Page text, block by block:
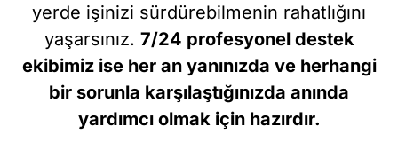
yerde işinizi sürdürebilmenin rahatlığını
yaşarsınız. 7/24 profesyonel destek
ekibimiz ise her an yanınızda ve herhangi
bir sorunla karşılaştığınızda anında
yardımcı olmak için hazırdır.